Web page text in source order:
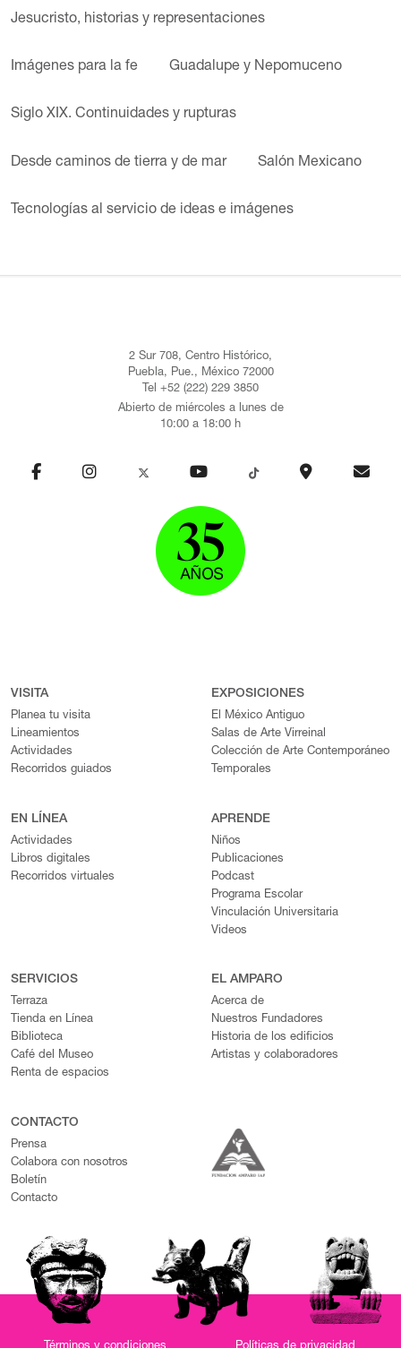
Jesucristo, historias y representaciones
Imágenes para la fe Guadalupe y Nepomuceno
Siglo XIX. Continuidades y rupturas
Desde caminos de tierra y de mar Salón Mexicano
Tecnologías al servicio de ideas e imágenes
2 Sur 708, Centro Histórico,
Puebla, Pue., México 72000
Tel +52 (222) 229 3850
Abierto de miércoles a lunes de
10:00 a 18:00 h
VISITA
Planea tu visita
Lineamientos
Actividades
Recorridos guiados
EXPOSICIONES
El México Antiguo
Salas de Arte Virreinal
Colección de Arte Contemporáneo
Temporales
EN LÍNEA
Actividades
Libros digitales
Recorridos virtuales
APRENDE
Niños
Publicaciones
Podcast
Programa Escolar
Vinculación Universitaria
Videos
SERVICIOS
Terraza
Tienda en Línea
Biblioteca
Café del Museo
Renta de espacios
EL AMPARO
Acerca de
Nuestros Fundadores
Historia de los edificios
Artistas y colaboradores
CONTACTO
Prensa
Colabora con nosotros
Boletín
Contacto